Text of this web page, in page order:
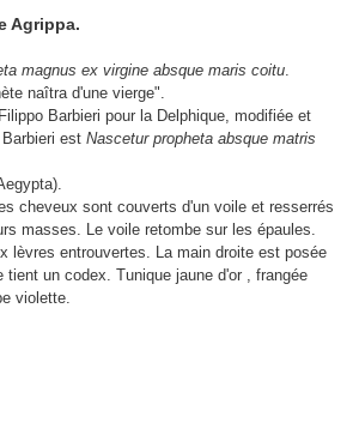
Agrippa.
magnus ex virgine absque maris coitu.
naîtra d'une vierge".
Barbieri pour la Delphique, modifiée et
est Nascetur propheta absque matris
cheveux sont couverts d'un voile et resserrés
masses. Le voile retombe sur les épaules.
lèvres entrouvertes. La main droite est posée
tient un codex. Tunique jaune d'or , frangée
violette.